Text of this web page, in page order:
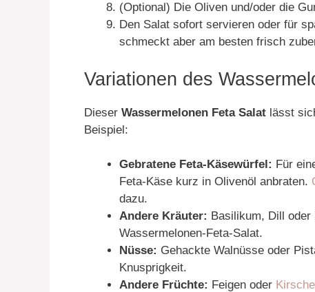
(Optional) Die Oliven und/oder die
Den Salat sofort servieren oder für
schmeckt aber am besten frisch
Variationen des
Dieser Wassermelonen Feta Salat lässt
Beispiel:
Gebratene Feta-Käsewürfel: Für
Feta-Käse kurz in Olivenöl anbraten.
dazu.
Andere Kräuter: Basilikum, Dill oder
Wassermelonen-Feta-Salat.
Nüsse: Gehackte Walnüsse oder
Knusprigkeit.
Andere Früchte: Feigen oder